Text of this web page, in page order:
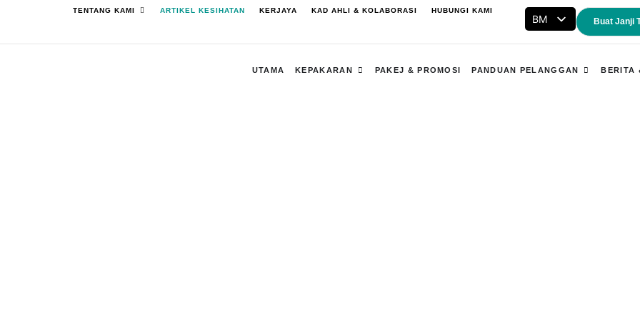
content
TENTANG KAMI Open Tentang Kami
ARTIKEL KESIHATAN KERJAYA KAD AHLI & KOLABORASI HUBUNGI KAMI
BM
ENG
Buat Janji
UTAMA KEPAKARAN Open Kepakaran
PAKEJ & PROMOSI PANDUAN PELANGGAN OpenBERITA